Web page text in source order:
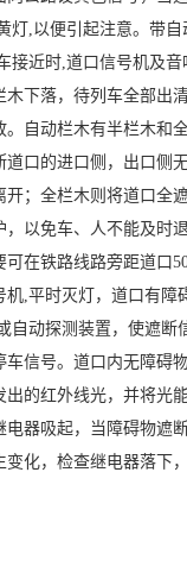
灯,以便引起注意。带自
接近时,道口信号机及音
木下落，待列车全部出
。自动栏木有半栏木和
道口的进口侧，出口侧
开；全栏木则将道口全
，以免车、人不能及时
可在铁路线路旁距道口
机,平时灭灯，道口有障
自动探测装置，使遮断
车信号。道口内无障碍
出的红外线光，并将光
电器吸起，当障碍物遮
变化，检查继电器落下